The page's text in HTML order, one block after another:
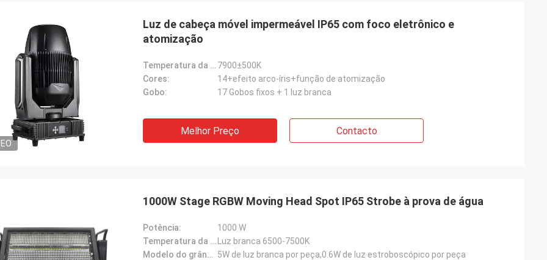
Luz de cabeça móvel impermeável IP65 com foco eletrônico e
atomização
Temperatura da cor: 7900±500K
Cores:
14+efeito arco-íris+função de atomização
Gobo:
17 Gobos fixos + 1 luz branca
Melhor Preço Contacto
1000W Stage RGBW Moving Head Spot IP65 Strobe à prova de água
Potência:
1000 W
Temperatura da cor:
Luz branca 6500-7500K
Modelo do grânulo da lâmpada: 5W de luz branca por peça,0.6W de luz estroboscópico por peça